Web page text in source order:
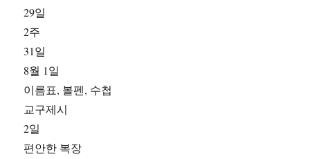
29일
2주
31일
8월 1일
이름표, 볼펜, 수첩
교구제시
2일
편안한 복장